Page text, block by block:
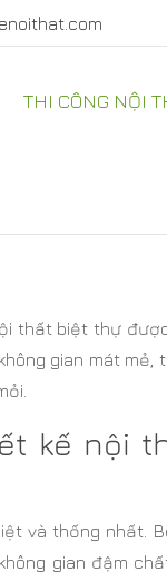
THI CÔNG NỘI
thất biệt thự
gian mát mẻ,
kế nội
và thống nhất.
gian đậm